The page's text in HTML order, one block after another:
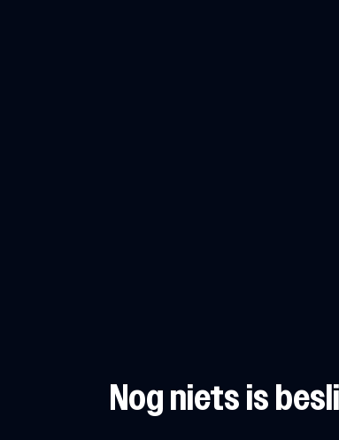
Nog niets is